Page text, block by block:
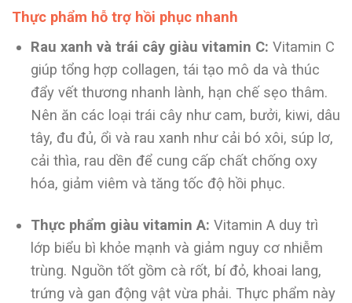
Thực phẩm hỗ trợ hồi phục nhanh
Rau xanh và trái cây giàu vitamin C: Vitamin C
giúp tổng hợp collagen, tái tạo mô da và thúc
đẩy vết thương nhanh lành, hạn chế sẹo thâm.
Nên ăn các loại trái cây như cam, bưởi, kiwi, dâu
tây, đu đủ, ổi và rau xanh như cải bó xôi, súp lơ,
cải thìa, rau dền để cung cấp chất chống oxy
hóa, giảm viêm và tăng tốc độ hồi phục.
Thực phẩm giàu vitamin A: Vitamin A duy trì
lớp biểu bì khỏe mạnh và giảm nguy cơ nhiễm
trùng. Nguồn tốt gồm cà rốt, bí đỏ, khoai lang,
trứng và gan động vật vừa phải. Thực phẩm này